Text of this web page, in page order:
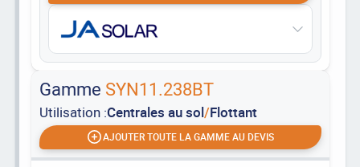
Gamme SYN11.238BT
Utilisation :Centrales au sol/Flottant
AJOUTER TOUTE LA GAMME AU DEVIS